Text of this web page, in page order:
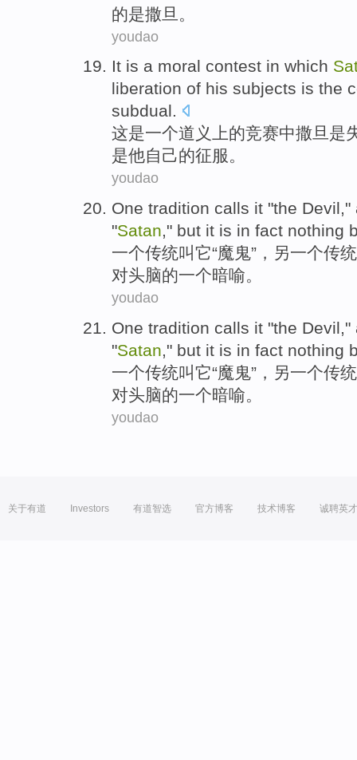
的是撒旦 。
youdao
It is a moral contest in which
liberation of his subjects is the
subdual.
这是一个道义上的竞赛中撒旦 是
是他自己的征服。
youdao
One tradition calls it "the Devil,"
"Satan," but it is in fact nothing
一个传统叫它“魔鬼”， 另一个传
对头脑的一个暗喻。
youdao
One tradition calls it "the Devil,"
"Satan," but it is in fact nothing
一个传统叫它“魔鬼”， 另一个传
对头脑的一个暗喻。
youdao
关于有道 Investors 有道智选 官方博客 技术博客 诚聘英才